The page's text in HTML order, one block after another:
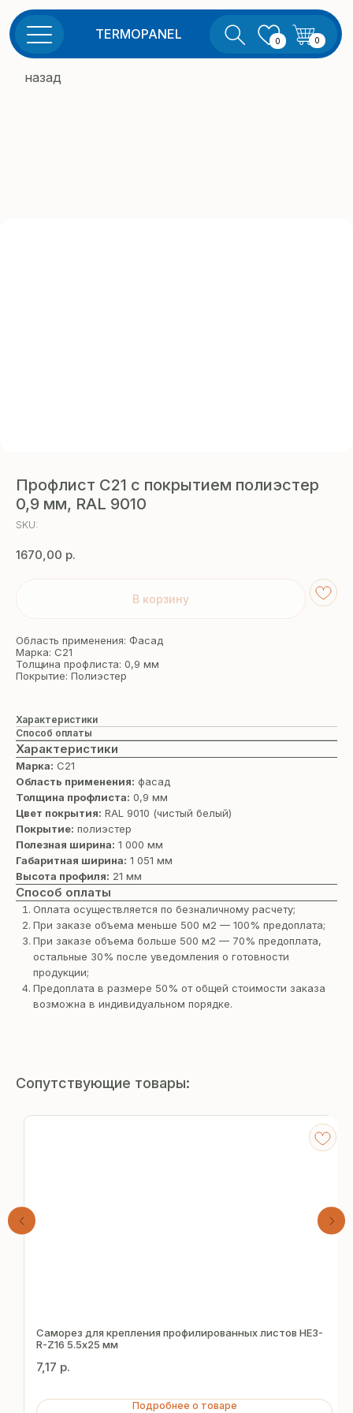
0
TERMOPANEL
назад
Профлист С21 с покрытием полиэстер
0,9 мм, RAL 9010
SKU:
1670,00 р.
В корзину
Область применения: Фасад
Марка: С21
Толщина профлиста: 0,9 мм
Покрытие: Полиэстер
Характеристики
Способ оплаты
Характеристики
Марка: С21
Область применения: фасад
Толщина профлиста: 0,9 мм
Цвет покрытия: RAL 9010 (чистый белый)
Покрытие: полиэстер
Полезная ширина: 1 000 мм
Габаритная ширина: 1 051 мм
Высота профиля: 21 мм
Способ оплаты
Оплата осуществляется по безналичному расчету;
При заказе объема меньше 500 м2 — 100% предоплата;
При заказе объема больше 500 м2 — 70% предоплата,
остальные 30% после уведомления о готовности
продукции;
Предоплата в размере 50% от общей стоимости заказа
возможна в индивидуальном порядке.
Сопутствующие товары:
Саморез для крепления профилированных листов HE3-
R-Z16 5.5х25 мм
7,17 р.
Подробнее о товаре
бесплатный расчёт
за 15 минут
Отправьте заявку — и получите